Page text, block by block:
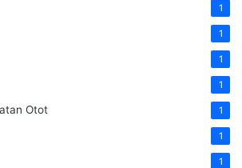
1
1
1
1
Otot 1
1
1